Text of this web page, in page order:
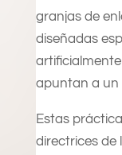
granjas de
diseñadas
apuntan a un
Estas
directrices de